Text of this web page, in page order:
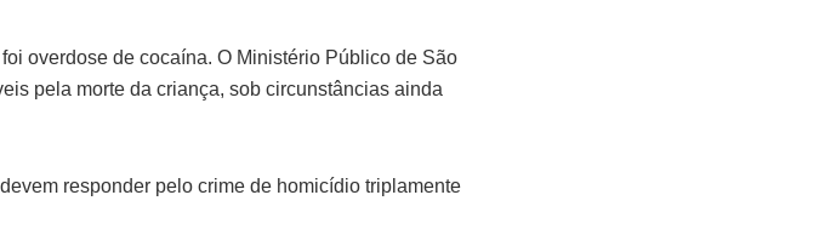
overdose de cocaína. O Ministério Público de São
pela morte da criança, sob circunstâncias ainda
responder pelo crime de homicídio triplamente